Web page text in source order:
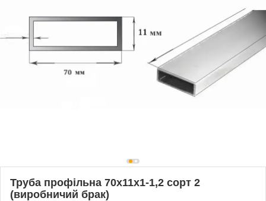
Труба профільна 70x11х1-1,2 сорт 2
(виробничий брак)